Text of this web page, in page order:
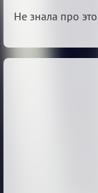
за
скальпами
Не знала про